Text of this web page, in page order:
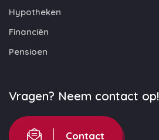
Hypotheken
Financiën
Pensioen
Vragen? Neem contact op!
Contact